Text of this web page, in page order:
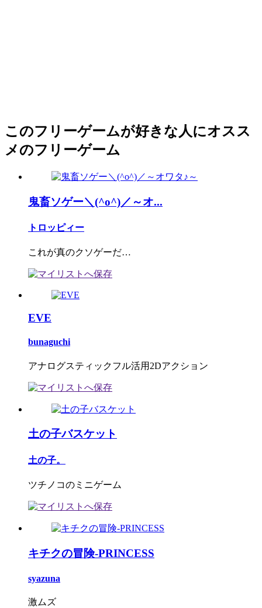
このフリーゲームが好きな人にオスス
メのフリーゲーム
鬼畜ソゲー＼(^o^)／～オ...
トロッピィー
これが真のクソゲーだ…
EVE
bunaguchi
アナログスティックフル活用2Dアクション
土の子バスケット
土の子。
ツチノコのミニゲーム
キチクの冒険-PRINCESS
syazuna
激ムズ